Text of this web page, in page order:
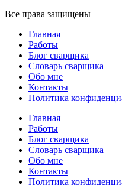
Все права защищены
Главная
Работы
Блог сварщика
Словарь сварщика
Обо мне
Контакты
Политика
Главная
Работы
Блог сварщика
Словарь сварщика
Обо мне
Контакты
Политика